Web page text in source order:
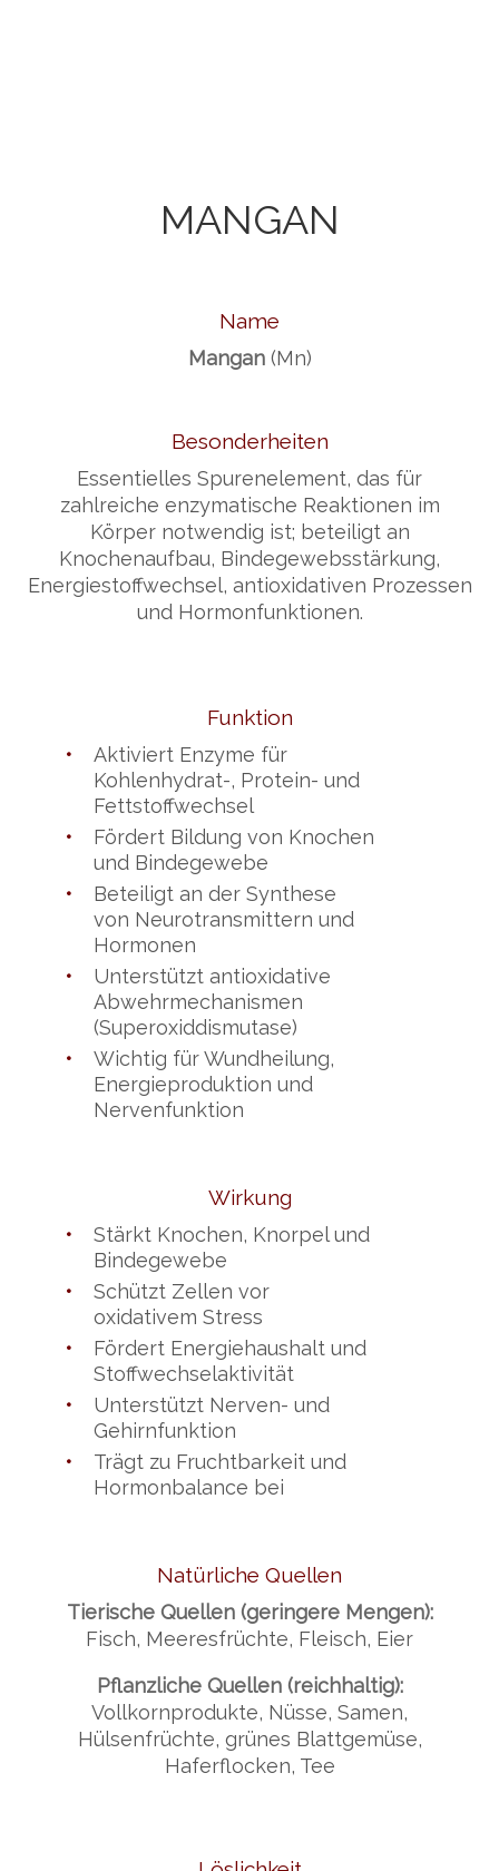
MANGAN
Name
Mangan(Mn)
Besonderheiten
Essentielles Spurenelement, das für
zahlreiche enzymatische Reaktionen im
Körper notwendig ist; beteiligt an
Knochenaufbau, Bindegewebsstärkung,
Energiestoffwechsel, antioxidativen Prozessen
und Hormonfunktionen.
Funktion
•
Aktiviert Enzyme für
Kohlenhydrat-, Protein- und
Fettstoffwechsel
•
Fördert Bildung von Knochen
und Bindegewebe
•
Beteiligt an der Synthese
von Neurotransmittern und
Hormonen
•
Unterstützt antioxidative
Abwehrmechanismen
(Superoxiddismutase)
•
Wichtig für Wundheilung,
Energieproduktion und
Nervenfunktion
Wirkung
•
Stärkt Knochen, Knorpel und
Bindegewebe
•
Schützt Zellen vor
oxidativem Stress
•
Fördert Energiehaushalt und
Stoffwechselaktivität
•
Unterstützt Nerven- und
Gehirnfunktion
•
Trägt zu Fruchtbarkeit und
Hormonbalance bei
Natürliche Quellen
Tierische Quellen (geringere Mengen):
Fisch, Meeresfrüchte, Fleisch, Eier
Pflanzliche Quellen (reichhaltig):
Vollkornprodukte, Nüsse, Samen,
Hülsenfrüchte, grünes Blattgemüse,
Haferflocken, Tee